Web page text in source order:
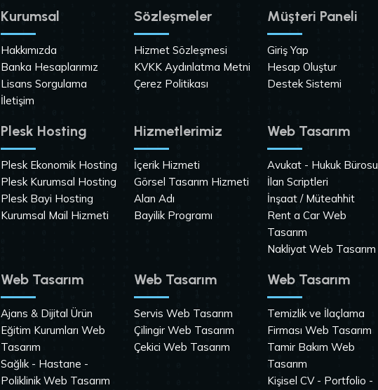
Kurumsal
Hakkımızda
Banka Hesaplarımız
Lisans Sorgulama
İletişim
Sözleşmeler
Hizmet Sözleşmesi
KVKK Aydınlatma Metni
Çerez Politikası
Müşteri Paneli
Giriş Yap
Hesap Oluştur
Destek Sistemi
Plesk Hosting
Plesk Ekonomik Hosting
Plesk Kurumsal Hosting
Plesk Bayi Hosting
Kurumsal Mail Hizmeti
Hizmetlerimiz
İçerik Hizmeti
Görsel Tasarım Hizmeti
Alan Adı
Bayilik Programı
Web Tasarım
Avukat - Hukuk Bürosu
İlan Scriptleri
İnşaat / Müteahhit
Rent a Car Web
Tasarım
Nakliyat Web Tasarım
Web Tasarım
Ajans & Dijital Ürün
Eğitim Kurumları Web
Tasarım
Sağlık - Hastane -
Poliklinik Web Tasarım
Web Tasarım
Servis Web Tasarım
Çilingir Web Tasarım
Çekici Web Tasarım
Web Tasarım
Temizlik ve İlaçlama
Firması Web Tasarım
Tamir Bakım Web
Tasarım
Kişisel CV - Portfolio -